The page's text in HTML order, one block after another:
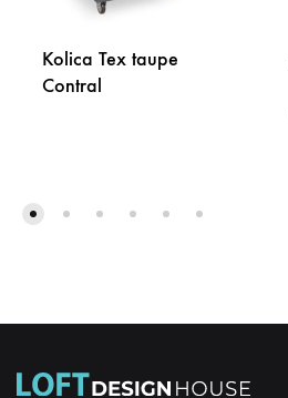
Kolica Tex taupe
Contral